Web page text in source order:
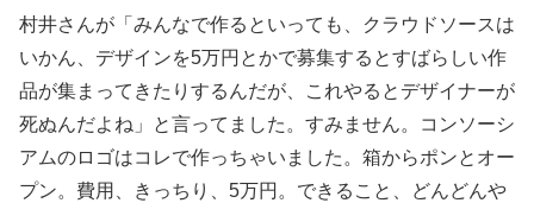
村井さんが「みんなで作るといっても、クラウドソースは
いかん、デザインを5万円とかで募集するとすばらしい作
品が集まってきたりするんだが、これやるとデザイナーが
死ぬんだよね」と言ってました。すみません。コンソーシ
アムのロゴはコレで作っちゃいました。箱からポンとオー
プン。費用、きっちり、5万円。できること、どんどんや